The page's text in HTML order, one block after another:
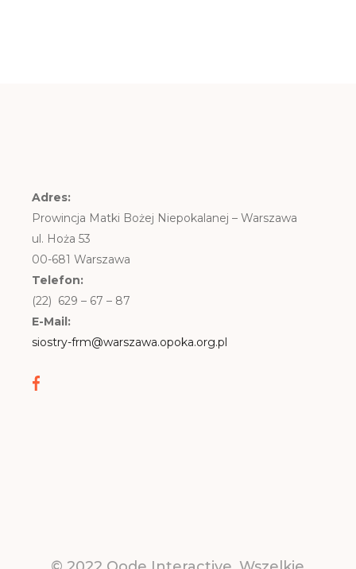
Adres:
Prowincja Matki Bożej Niepokalanej – Warszawa
ul. Hoża 53
00-681 Warszawa
Telefon:
(22) 629 – 67 – 87
E-Mail:
siostry-frm@warszawa.opoka.org.pl